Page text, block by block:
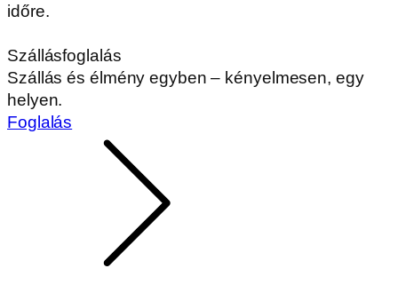
időre.
Szállásfoglalás
Szállás és élmény egyben – kényelmesen, egy
helyen.
Foglalás